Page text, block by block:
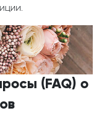
(FAQ) о